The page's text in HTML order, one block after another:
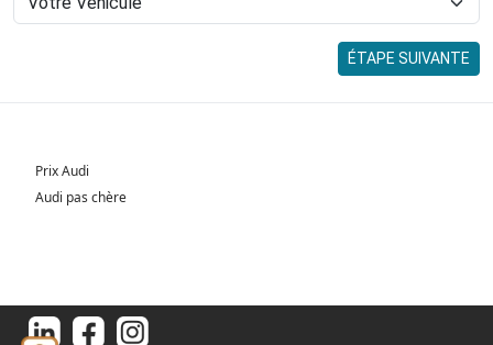
ÉTAPE SUIVANTE
Prix Audi
Audi pas chère